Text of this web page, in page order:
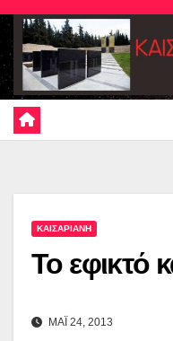
Skip
content
ΚΑΙΣΑΡΙΑΝΗ
Το εφικτό
ΜΑΪ 24, 2013